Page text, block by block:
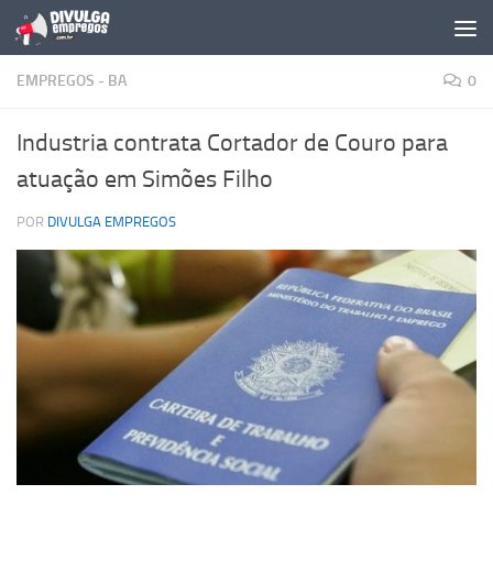
Skip to content
EMPREGOS - BA 0
Industria contrata Cortador de Couro para
atuação em Simões Filho
POR DIVULGA EMPREGOS